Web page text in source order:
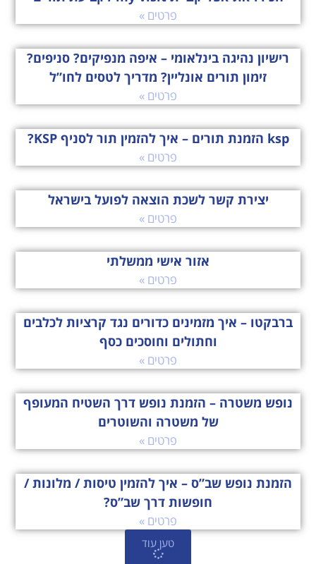
פרטים »
רישיון נהיגה בינלאומי – איפה מנפיקים? סניפים?
זימון תורים אונליין? מדריך לטסים לחו”ל
פרטים »
ksp הזמנת תורים – איך להזמין תור לסניף KSP?
פרטים »
יצירת קשר לשכת הוצאה לפועל בישראל
פרטים »
אזור אישי ממשלתי
פרטים »
ברבקטו – איך מזמינים כדורים נגד קרציות לכלבים
וחתולים וחוסכים כסף
פרטים »
נופש משטרה – הזמנת נופש דרך השטיח המעופף
של משטרה והשוטרים
פרטים »
הזמנת נופש שב”ס – איך להזמין טיסות / מלונות /
חופשות דרך שב”ס?
פרטים »
טען עוד